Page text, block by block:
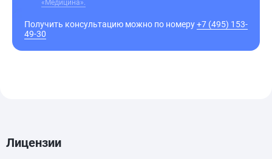
«Медицина».
Получить консультацию можно по номеру+7 (495) 153-
49-30
Лицензии